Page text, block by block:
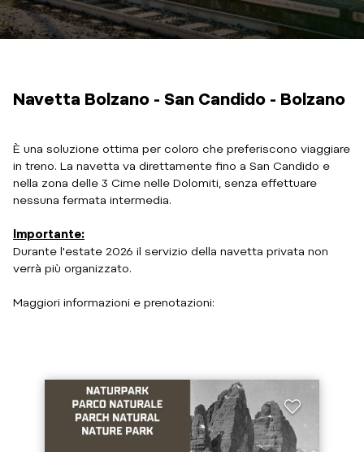
Navetta Bolzano - San Candido - Bolzano
È una soluzione ottima per coloro che preferiscono viaggiare
in treno. La navetta va direttamente fino a San Candido e
nella zona delle 3 Cime nelle Dolomiti, senza effettuare
nessuna fermata intermedia.
Importante:
Durante l'estate 2026 il servizio della navetta privata non
verrà più organizzato.
Maggiori informazioni e prenotazioni: